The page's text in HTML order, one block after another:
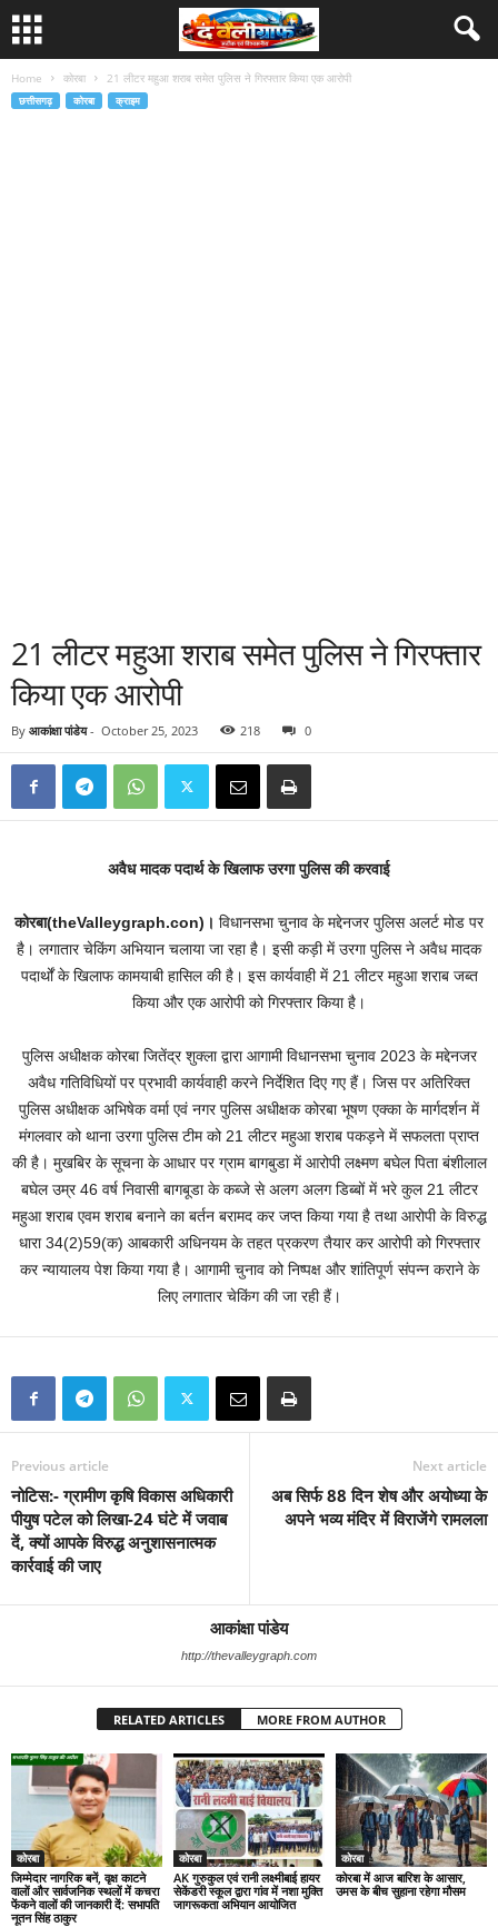
Home कोरबा 21 लीटर महुआ शराब समेत पुलिस ने गिरफ्तार किया एक आरोपी
छत्तीसगढ़ कोरबा क्राइम
21 लीटर महुआ शराब समेत पुलिस ने गिरफ्तार
किया एक आरोपी
By आकांक्षा पांडेय- October 25, 2023 218 0
अवैध मादक पदार्थ के खिलाफ उरगा पुलिस की करवाई
कोरबा(theValleygraph.con)। विधानसभा चुनाव के मद्देनजर पुलिस अलर्ट मोड पर
है। लगातार चेकिंग अभियान चलाया जा रहा है। इसी कड़ी में उरगा पुलिस ने अवैध मादक
पदार्थों के खिलाफ कामयाबी हासिल की है। इस कार्यवाही में 21 लीटर महुआ शराब जब्त
किया और एक आरोपी को गिरफ्तार किया है।
पुलिस अधीक्षक कोरबा जितेंद्र शुक्ला द्वारा आगामी विधानसभा चुनाव 2023 के मद्देनजर
अवैध गतिविधियों पर प्रभावी कार्यवाही करने निर्देशित दिए गए हैं। जिस पर अतिरिक्त
पुलिस अधीक्षक अभिषेक वर्मा एवं नगर पुलिस अधीक्षक कोरबा भूषण एक्का के मार्गदर्शन में
मंगलवार को थाना उरगा पुलिस टीम को 21 लीटर महुआ शराब पकड़ने में सफलता प्राप्त
की है। मुखबिर के सूचना के आधार पर ग्राम बागबुडा में आरोपी लक्ष्मण बघेल पिता बंशीलाल
बघेल उम्र 46 वर्ष निवासी बागबूडा के कब्जे से अलग अलग डिब्बों में भरे कुल 21 लीटर
महुआ शराब एवम शराब बनाने का बर्तन बरामद कर जप्त किया गया है तथा आरोपी के विरुद्ध
धारा 34(2)59(क) आबकारी अधिनयम के तहत प्रकरण तैयार कर आरोपी को गिरफ्तार
कर न्यायालय पेश किया गया है। आगामी चुनाव को निष्पक्ष और शांतिपूर्ण संपन्न कराने के
लिए लगातार चेकिंग की जा रही हैं।
Previous article
नोटिस:- ग्रामीण कृषि विकास अधिकारी
पीयुष पटेल को लिखा-24 घंटे में जवाब
दें, क्यों आपके विरुद्ध अनुशासनात्मक
कार्रवाई की जाए
Next article
अब सिर्फ 88 दिन शेष और अयोध्या के
अपने भव्य मंदिर में विराजेंगे रामलला
आकांक्षा पांडेय
http://thevalleygraph.com
RELATED ARTICLES MORE FROM AUTHOR
कोरबा
जिम्मेदार नागरिक बनें, वृक्ष काटने
वालों और सार्वजनिक स्थलों में कचरा
फेंकने वालों की जानकारी दें: सभापति
नूतन सिंह ठाकुर
कोरबा
AK गुरुकुल एवं रानी लक्ष्मीबाई हायर
सेकेंडरी स्कूल द्वारा गांव में नशा मुक्ति
जागरूकता अभियान आयोजित
कोरबा
कोरबा में आज बारिश के आसार,
उमस के बीच सुहाना रहेगा मौसम